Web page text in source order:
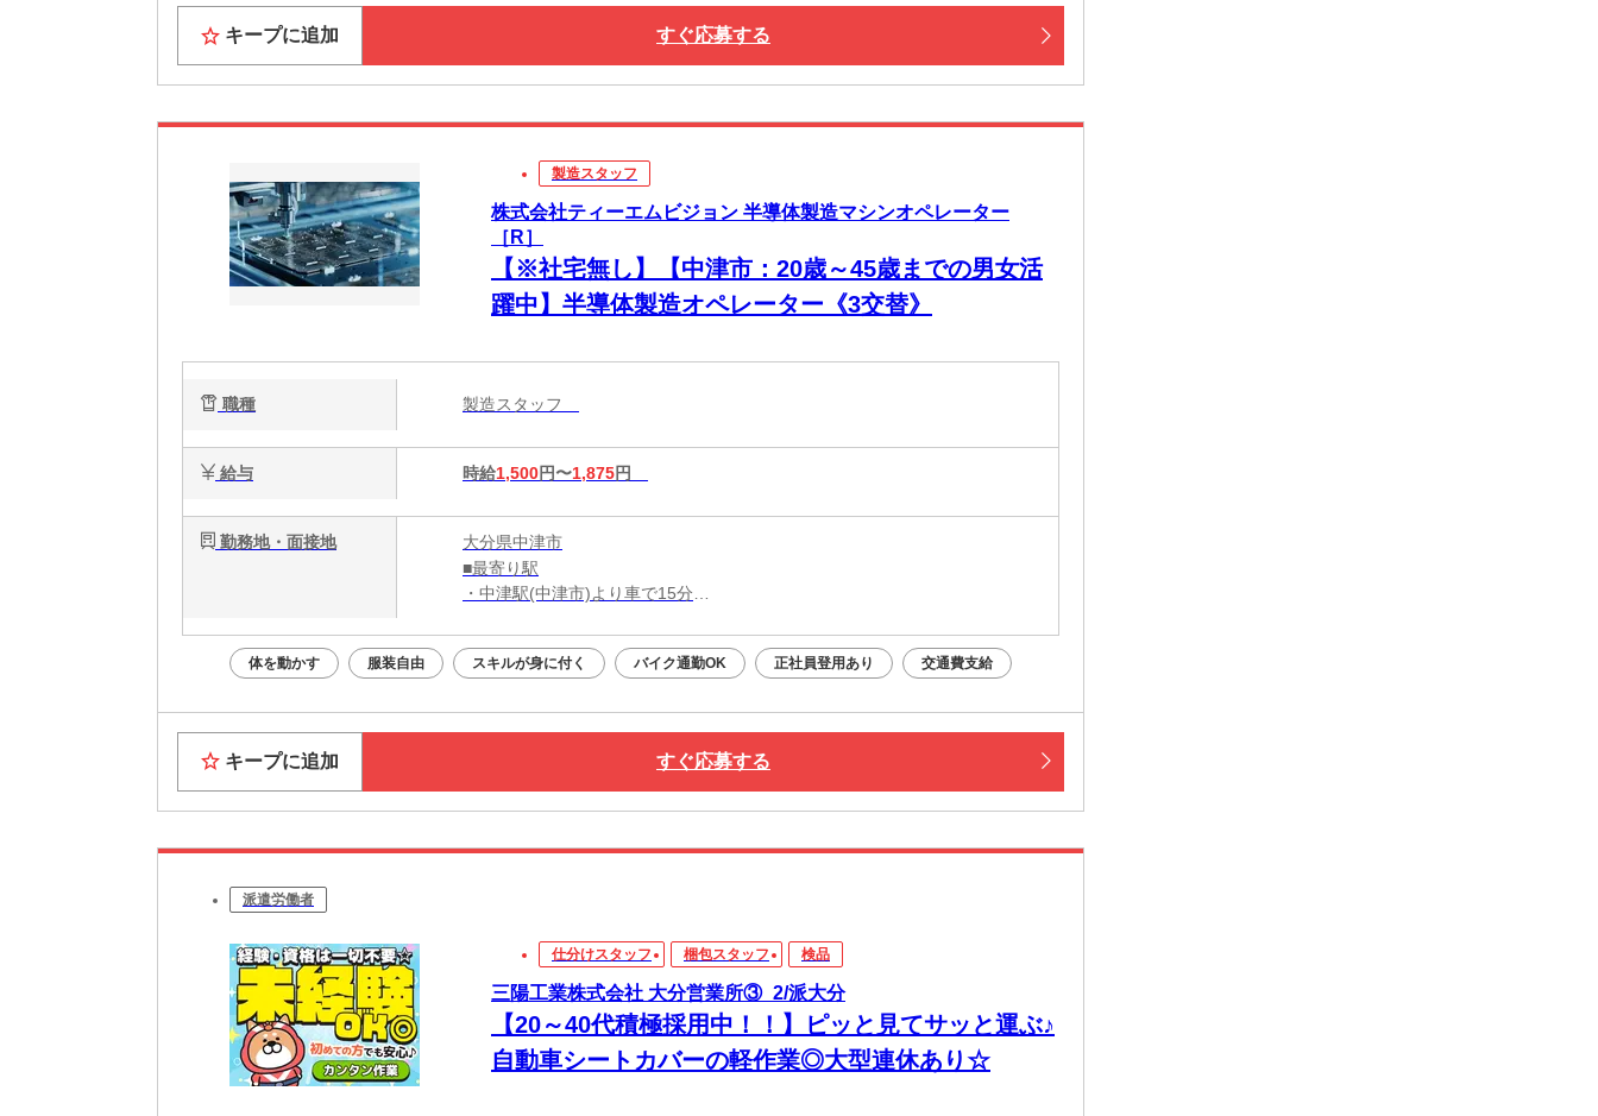
キープに追加 すぐ応募する
製造スタッフ
株式会社ティーエムビジョン 半導体製造マシンオペレーター
［R］
【※社宅無し】【中津市：20歳～45歳までの男女活
躍中】半導体製造オペレーター《3交替》
職種 製造スタッフ
給与 時給1,500円〜1,875円
勤務地・面接地
大分県中津市
■最寄り駅
・中津駅(中津市)より車で15分
・椎田駅(築上町)より車で30分
体を動かす 服装自由 スキルが身に付く バイク通勤OK 正社員登用あり 交通費支給
キープに追加 すぐ応募する
派遣労働者
仕分けスタッフ 梱包スタッフ 検品
三陽工業株式会社 大分営業所③_2/派大分
【20～40代積極採用中！！】ピッと見てサッと運ぶ♪
自動車シートカバーの軽作業◎大型連休あり☆